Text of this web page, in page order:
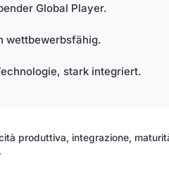
Global Player.
wettbewerbsfähig.
stark integriert.
produttiva, integrazione,